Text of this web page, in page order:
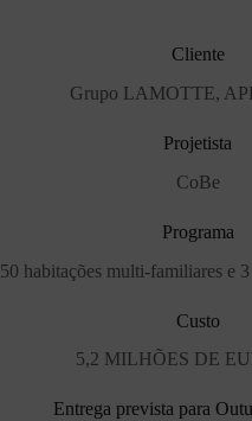
Cliente
Grupo LAMOTTE,
Projetista
CoBe
Programa
50 habitações multi-familiares e
Custo
5,2 MILHÕES DE
Entrega prevista para